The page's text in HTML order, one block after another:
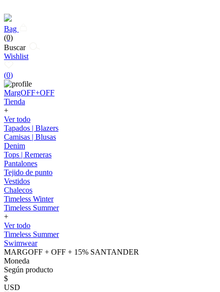
Bag
(0)
Buscar
Wishlist
(0)
MargOFF+OFF
Tienda
+
Ver todo
Tapados | Blazers
Camisas | Blusas
Denim
Tops | Remeras
Pantalones
Tejido de punto
Vestidos
Chalecos
Timeless Winter
Timeless Summer
+
Ver todo
Timeless Summer
Swimwear
MARGOFF + OFF + 15% SANTANDER
Moneda
Según producto
$
USD